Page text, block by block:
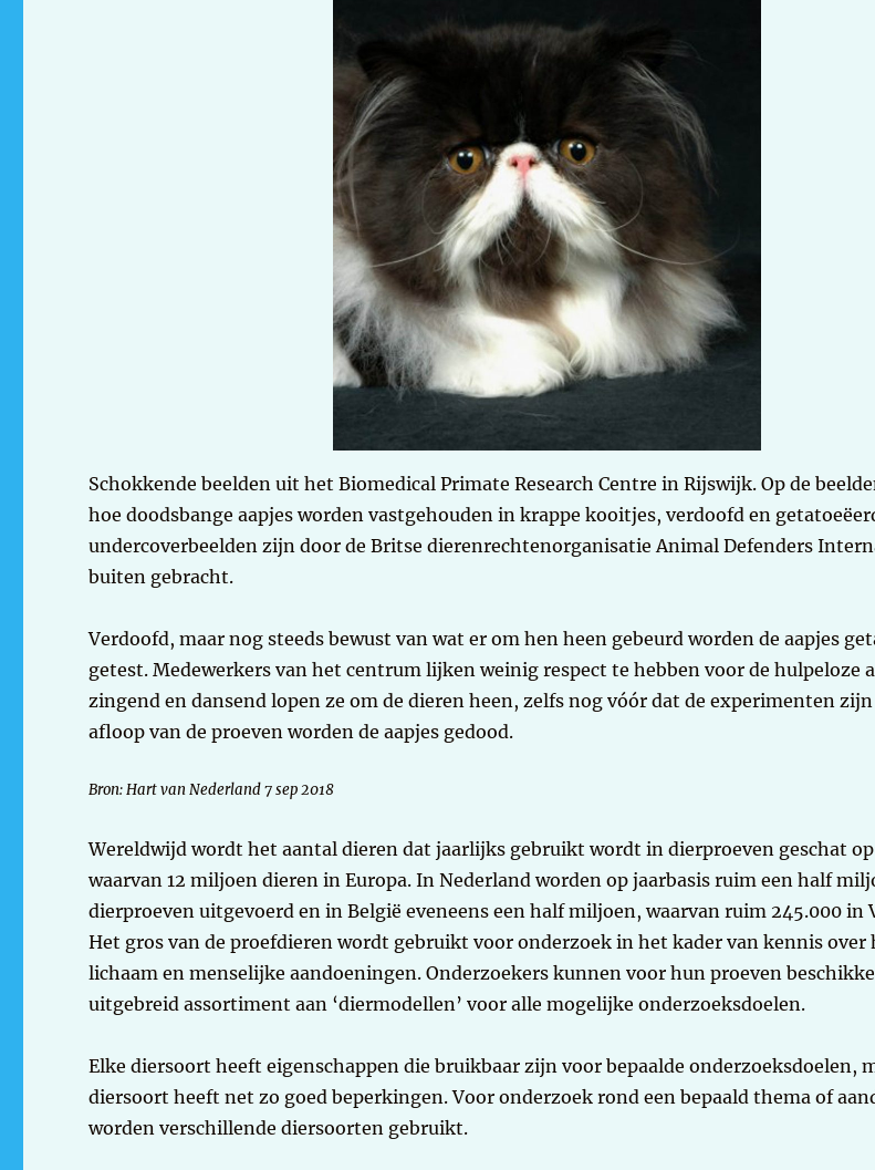
Schokkende beelden uit het Biomedical Primate Research Centre in Rijswijk. Op de
hoe doodsbange aapjes worden vastgehouden in krappe kooitjes, verdoofd en
undercoverbeelden zijn door de Britse dierenrechtenorganisatie Animal Defenders
buiten gebracht.
Verdoofd, maar nog steeds bewust van wat er om hen heen gebeurd worden de aapjes
getest. Medewerkers van het centrum lijken weinig respect te hebben voor de hulpeloze
zingend en dansend lopen ze om de dieren heen, zelfs nog vóór dat de experimenten
afloop van de proeven worden de aapjes gedood.
Bron: Hart van Nederland 7 sep 2018
Wereldwijd wordt het aantal dieren dat jaarlijks gebruikt wordt in dierproeven geschat op
waarvan 12 miljoen dieren in Europa. In Nederland worden op jaarbasis ruim een half
dierproeven uitgevoerd en in België eveneens een half miljoen, waarvan ruim 245.000 in
Het gros van de proefdieren wordt gebruikt voor onderzoek in het kader van kennis over
lichaam en menselijke aandoeningen. Onderzoekers kunnen voor hun proeven
uitgebreid assortiment aan ‘diermodellen’ voor alle mogelijke onderzoeksdoelen.
Elke diersoort heeft eigenschappen die bruikbaar zijn voor bepaalde onderzoeksdoelen,
diersoort heeft net zo goed beperkingen. Voor onderzoek rond een bepaald thema of
worden verschillende diersoorten gebruikt.